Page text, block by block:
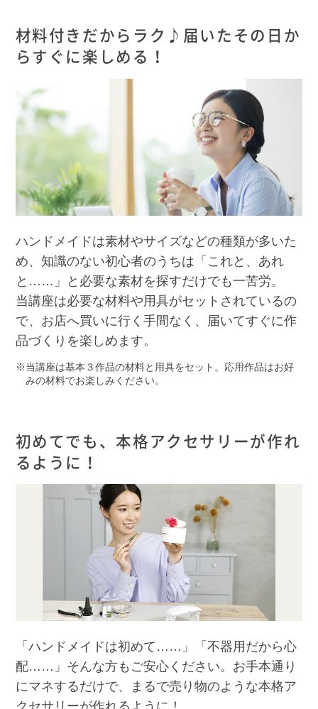
材料付きだからラク♪届いたその日か
らすぐに楽しめる！
ハンドメイドは素材やサイズなどの種類が多いた
め、知識のない初心者のうちは「これと、あれ
と……」と必要な素材を探すだけでも一苦労。
当講座は必要な材料や用具がセットされているの
で、お店へ買いに行く手間なく、届いてすぐに作
品づくりを楽しめます。
当講座は基本３作品の材料と用具をセット。応用作品はお好
みの材料でお楽しみください。
初めてでも、本格アクセサリーが作れ
るように！
「ハンドメイドは初めて……」「不器用だから心
配……」そんな方もご安心ください。お手本通り
にマネするだけで、まるで売り物のような本格ア
クセサリーが作れるように！